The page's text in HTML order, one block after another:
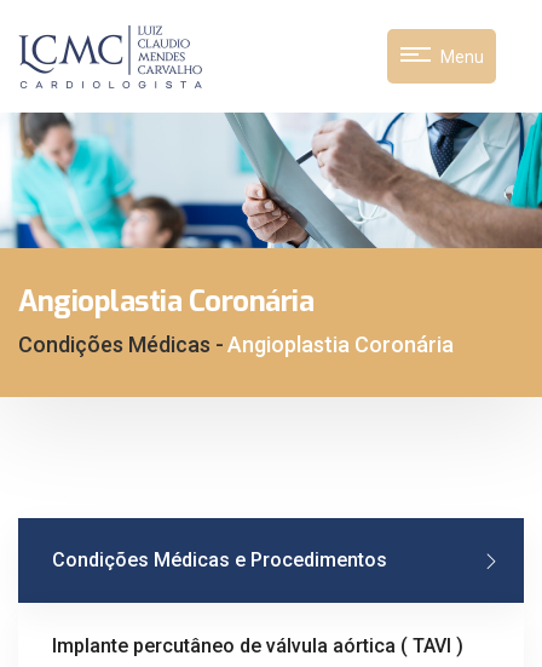
Menu
Angioplastia Coronária
Condições Médicas -Angioplastia Coronária
Condições Médicas e Procedimentos
Implante percutâneo de válvula aórtica ( TAVI )